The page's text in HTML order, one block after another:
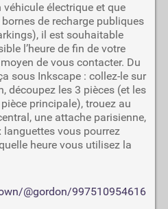
véhicule électrique et que
de recharge publiques
il est souhaitable
l’heure de fin de votre
de vous contacter. Du
sous Inkscape : collez-le sur
découpez les 3 pièces (et les
principale), trouez au
une attache parisienne,
languettes vous pourrez
heure vous utilisez la
@gordon/997510954616